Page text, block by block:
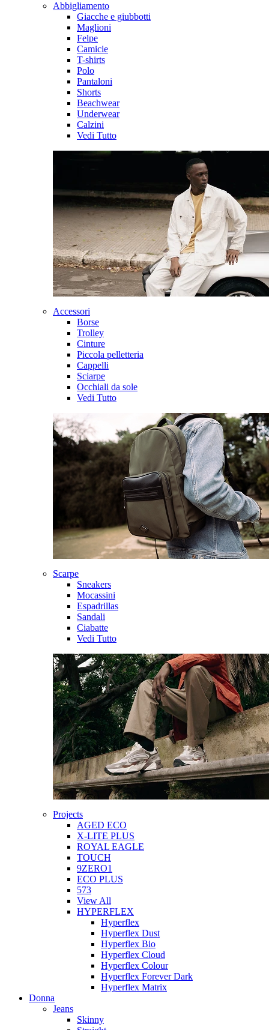
Abbigliamento
Giacche e giubbotti
Maglioni
Felpe
Camicie
T-shirts
Polo
Pantaloni
Shorts
Beachwear
Underwear
Calzini
Vedi Tutto
Accessori
Borse
Trolley
Cinture
Piccola pelletteria
Cappelli
Sciarpe
Occhiali da sole
Vedi Tutto
Scarpe
Sneakers
Mocassini
Espadrillas
Sandali
Ciabatte
Vedi Tutto
Projects
AGED ECO
X-LITE PLUS
ROYAL EAGLE
TOUCH
9ZERO1
ECO PLUS
573
View All
HYPERFLEX
Hyperflex
Hyperflex Dust
Hyperflex Bio
Hyperflex Cloud
Hyperflex Colour
Hyperflex Forever Dark
Hyperflex Matrix
Donna
Jeans
Skinny